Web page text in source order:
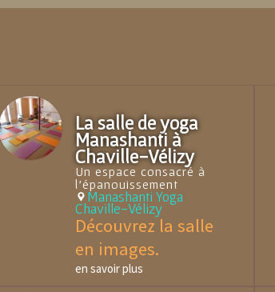
La salle de yoga
Manashanti à
Chaville-Vélizy
Un espace consacré à
l'épanouissement
Manashanti Yoga
Chaville-Vélizy
Découvrez la salle
en images.
en savoir plus